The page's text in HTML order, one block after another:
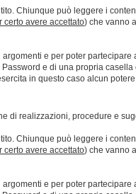
Chiunque può leggere i
certo avere accettato) che vanno
e per poter
e di una propria
in questo caso alcun
di realizzazioni, procedure e
Chiunque può leggere i
certo avere accettato) che vanno
e per poter